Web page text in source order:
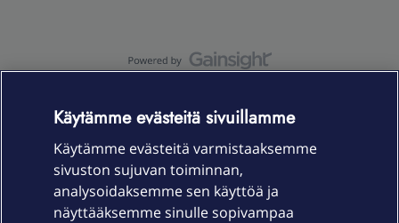
Laitteet & liittymät
Käytämme evästeitä sivuillamme
Käytämme evästeitä varmistaaksemme
sivuston sujuvan toiminnan,
analysoidaksemme sen käyttöä ja
näyttääksemme sinulle sopivampaa